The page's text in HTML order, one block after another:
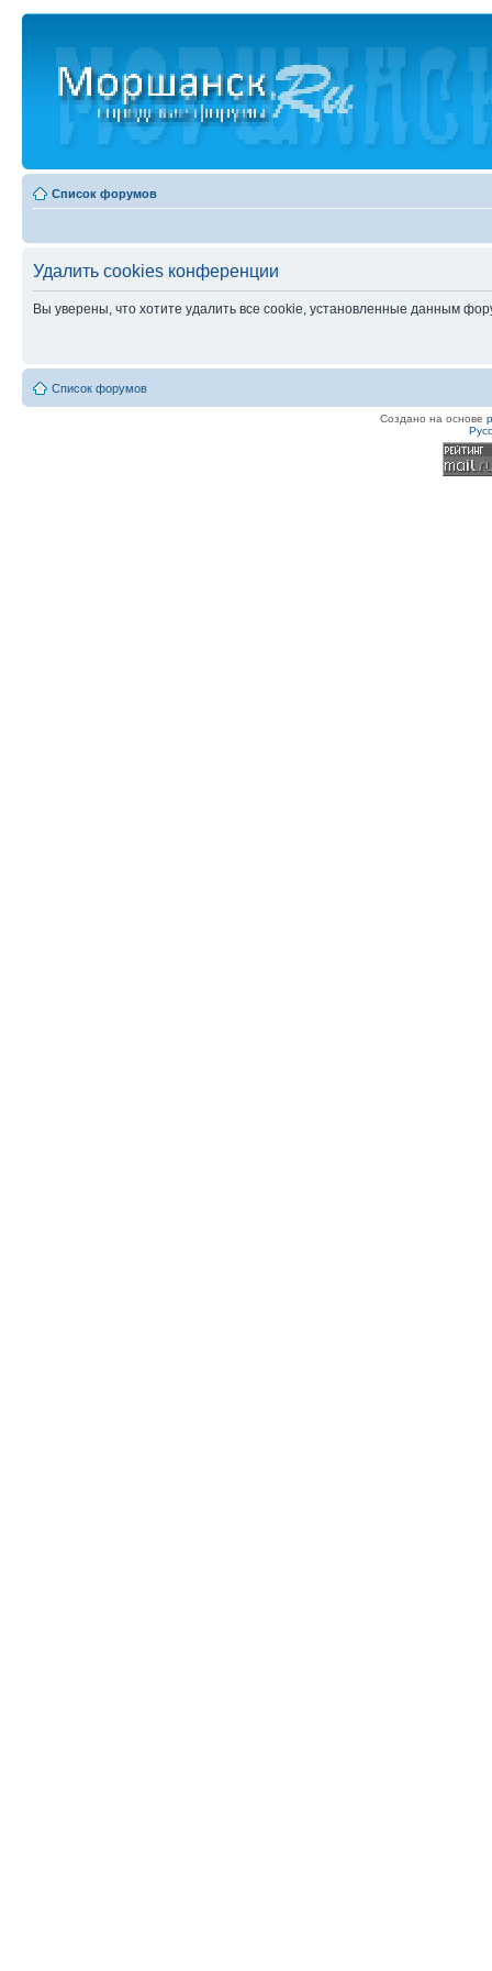
Список форумов
Удалить cookies конференции
Вы уверены, что хотите удалить все cookie, установленные данным
Список форумов
Создано на основе